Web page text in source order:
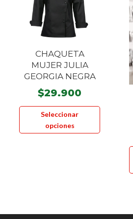
CHAQUETA
MUJER JULIA
GEORGIA NEGRA
$29.900
Seleccionar
opciones
Este
tiene